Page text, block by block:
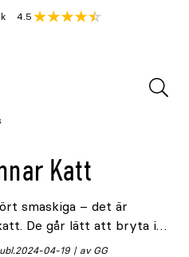
Genomsnitt
4.5
Katt
smaskiga – det är
De går lätt att bryta i
är individuellt förpackad.
2024-04-19 av GG